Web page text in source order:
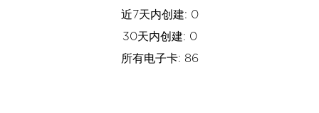
近7天内创建: 0
30天内创建: 0
所有电子卡: 86